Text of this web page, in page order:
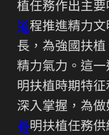
植任務作出主
道程推進精力
長，為強國扶
精力氣力。這
明扶植時期特征
深入掌握，為做
養明扶植任務